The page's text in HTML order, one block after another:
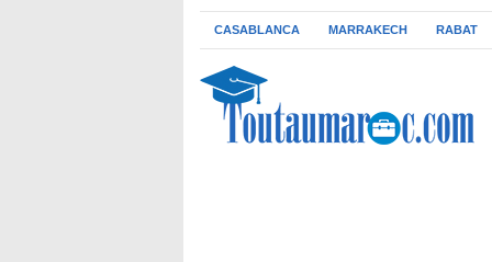
CASABLANCA MARRAKECH RABAT